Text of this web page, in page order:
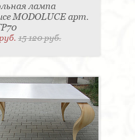
лампа
MODOLUCE арт.
15 120 руб.